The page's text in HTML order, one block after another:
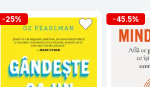
-25% -45.5%